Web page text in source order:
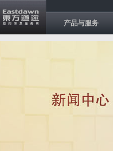
产品与服务